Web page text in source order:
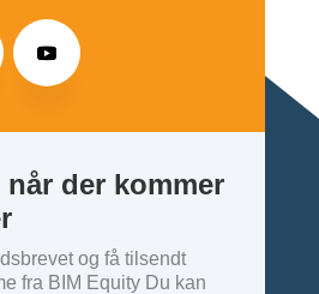
når der kommer
og få tilsendt
fra BIM Equity Du kan